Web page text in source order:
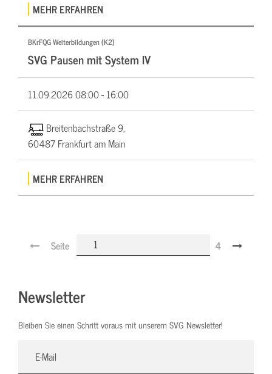
MEHR ERFAHREN
BKrFQG Weiterbildungen (K2)
SVG Pausen mit System IV
11.09.202608:00 - 16:00
Breitenbachstraße 9,
60487 Frankfurt am Main
MEHR ERFAHREN
Seite 4
Newsletter
Bleiben Sie einen Schritt voraus mit unserem SVG Newsletter!